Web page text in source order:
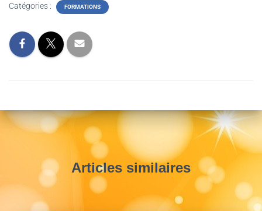
Catégories : FORMATIONS
Articles similaires